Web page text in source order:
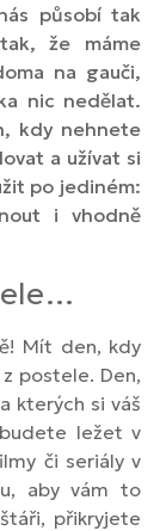
působí tak
že máme
na gauči,
nic nedělat.
kdy nehnete
a užívat si
po jediném:
i vhodně
Mít den, kdy
postele. Den,
kterých si váš
budete ležet v
či seriály v
aby vám to
přikryjete